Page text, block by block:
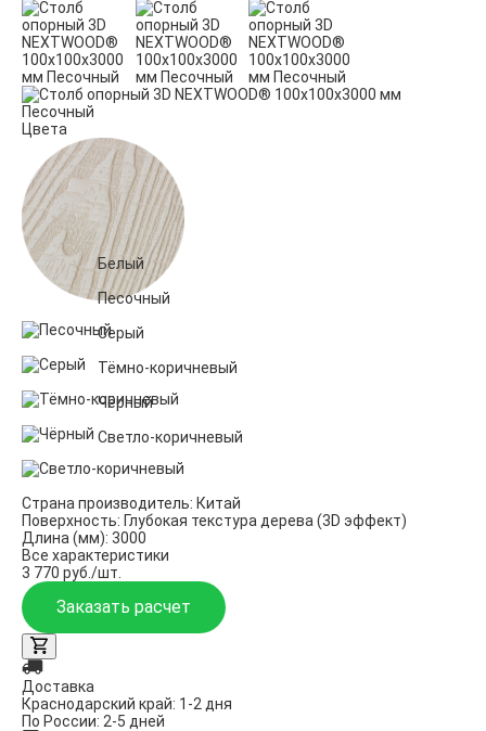
Цвета
Белый
Песочный
Серый
Тёмно-коричневый
Чёрный
Светло-коричневый
Страна производитель: Китай
Поверхность: Глубокая текстура дерева (3D эффект)
Длина (мм): 3000
Все характеристики
3 770 руб./шт.
Заказать расчет
Доставка
Краснодарский край: 1-2 дня
По России: 2-5 дней